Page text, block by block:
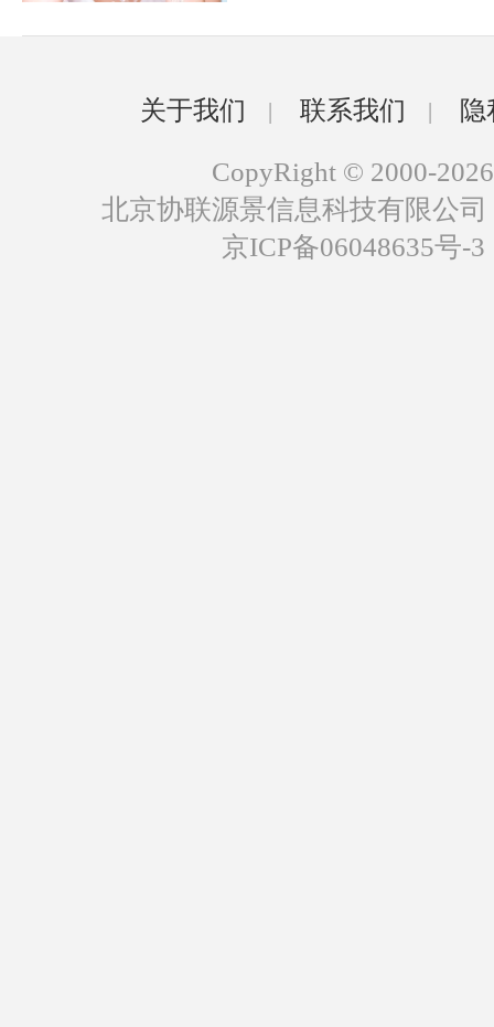
关于我们 | 联系我们 |
CopyRight © 2000-2026
北京协联源景信息科技有限公
京ICP备06048635号-3